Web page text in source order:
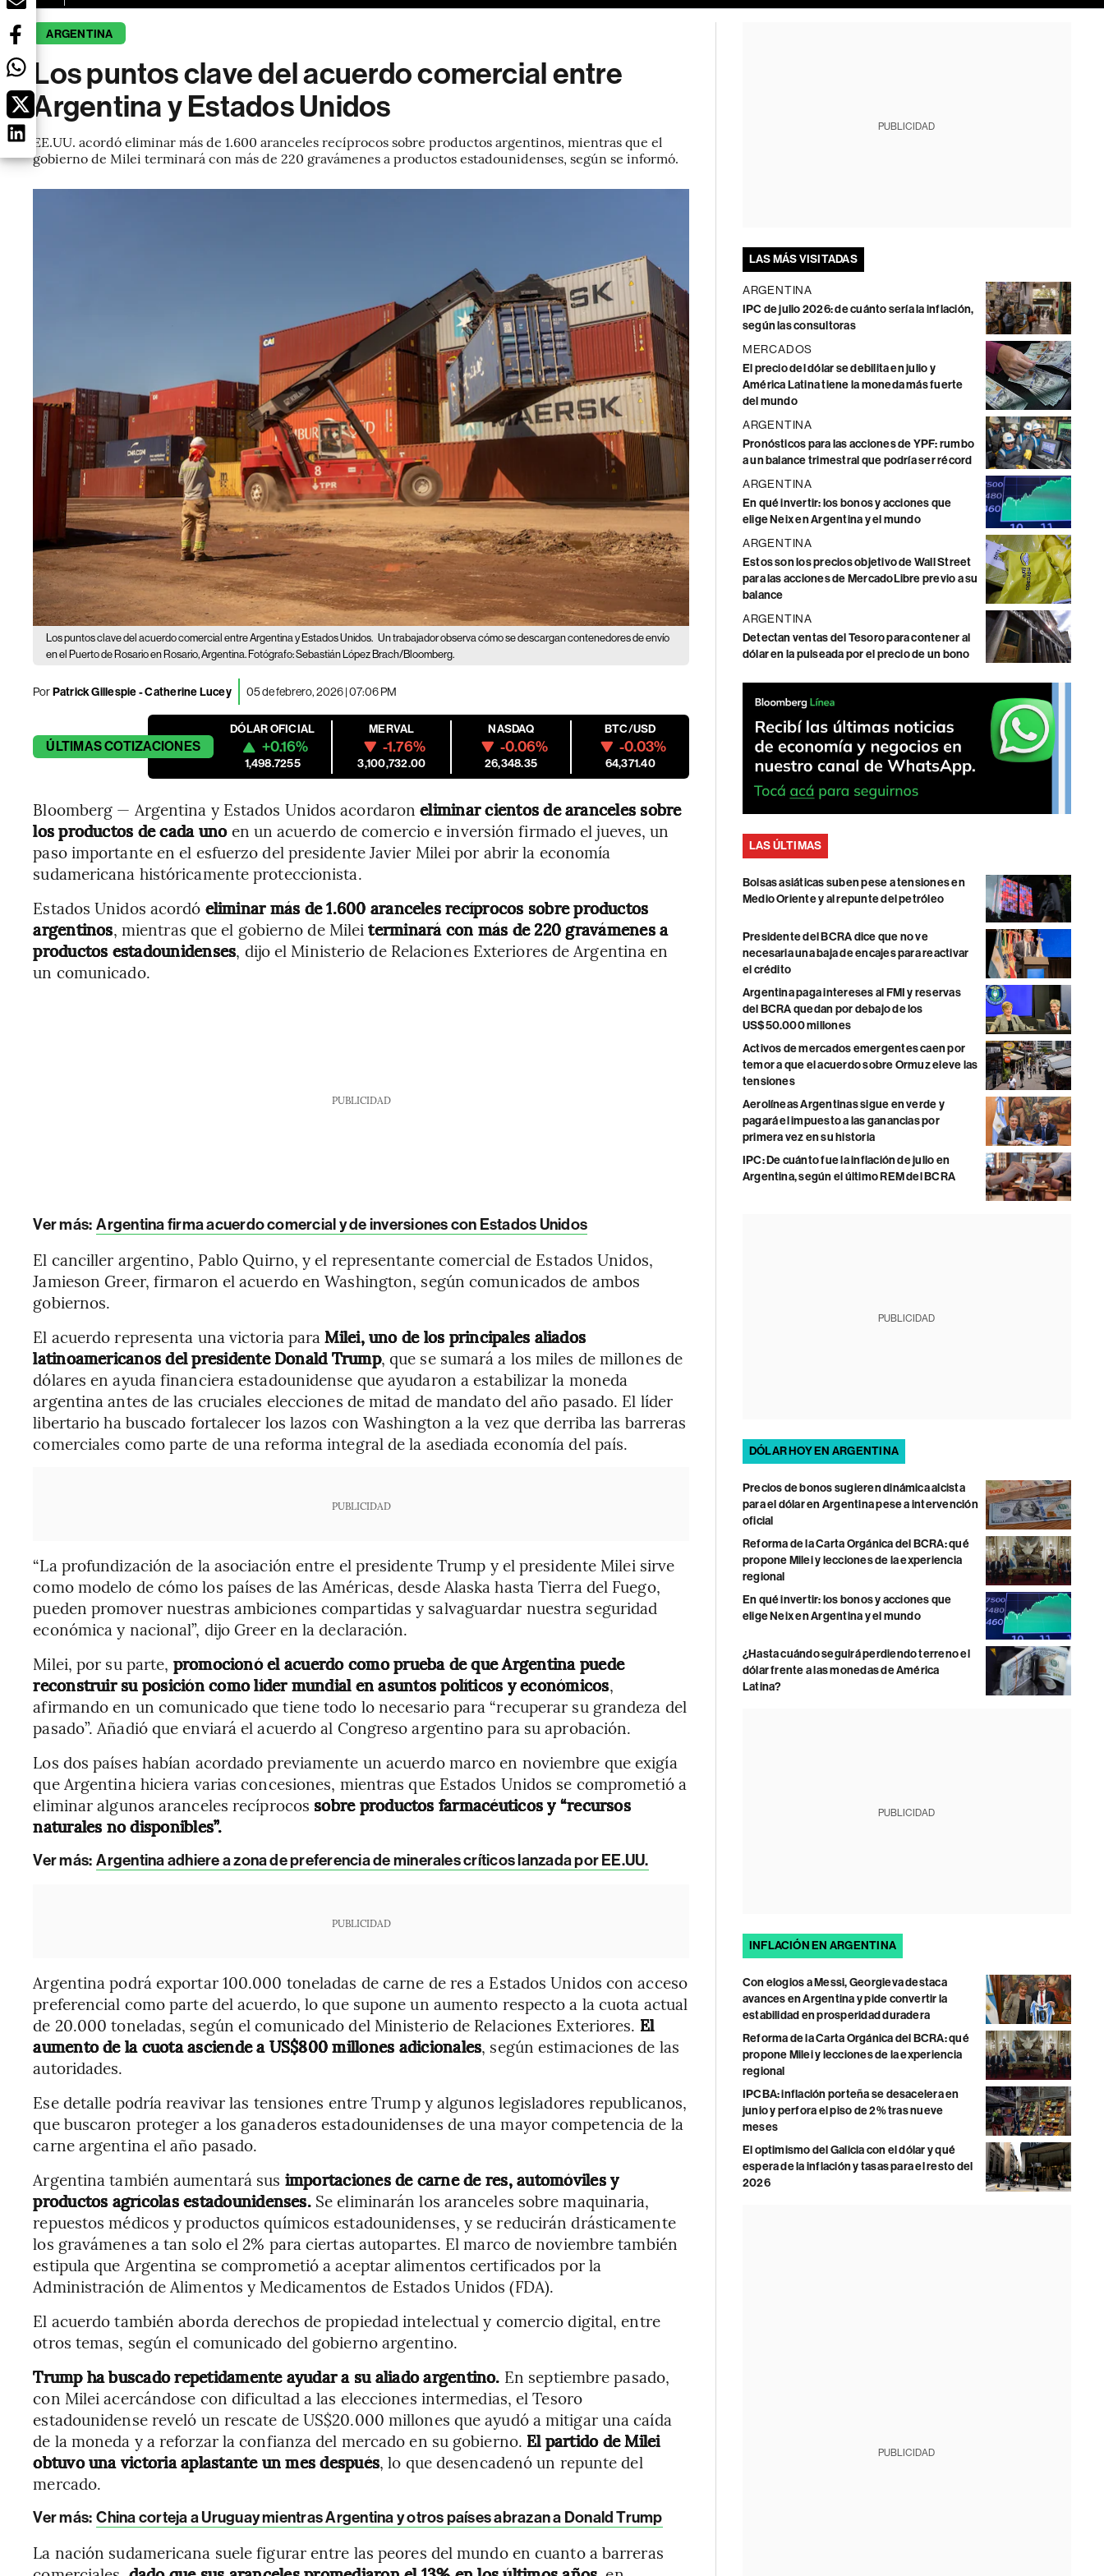
ARGENTINA
Los puntos clave del acuerdo comercial entre
Argentina y Estados Unidos
EE.UU. acordó eliminar más de 1.600 aranceles recíprocos sobre productos argentinos, mientras que el
gobierno de Milei terminará con más de 220 gravámenes a productos estadounidenses, según se informó.
Los puntos clave del acuerdo comercial entre Argentina y Estados Unidos. Un trabajador observa cómo se descargan contenedores de envío
en el Puerto de Rosario en Rosario, Argentina. Fotógrafo: Sebastián López Brach/Bloomberg.
PorPatrick Gillespie - Catherine Lucey 05 de febrero, 2026 | 07:06 PM
ÚLTIMASCOTIZACIONES
DÓLAR OFICIAL
+0.16%
1,498.7255
MERVAL
-1.76%
3,100,732.00
NASDAQ
-0.06%
26,348.35
BTC/USD
-0.03%
64,371.40
Bloomberg — Argentina y Estados Unidos acordaroneliminar cientos de aranceles sobre
los productos de cada unoen un acuerdo de comercio e inversión firmado el jueves, un
paso importante en el esfuerzo del presidente Javier Milei por abrir la economía
sudamericana históricamente proteccionista.
Estados Unidos acordó eliminar más de 1.600 aranceles recíprocos sobre productos
argentinos, mientras que el gobierno de Milei terminará con más de 220 gravámenes a
productos estadounidenses, dijo el Ministerio de Relaciones Exteriores de Argentina en
un comunicado.
PUBLICIDAD
Ver más: Argentina firma acuerdo comercial y de inversiones con Estados Unidos
El canciller argentino, Pablo Quirno, y el representante comercial de Estados Unidos,
Jamieson Greer, firmaron el acuerdo en Washington, según comunicados de ambos
gobiernos.
El acuerdo representa una victoria paraMilei, uno de los principales aliados
latinoamericanos del presidente Donald Trump, que se sumará a los miles de millones de
dólares en ayuda financiera estadounidense que ayudaron a estabilizar la moneda
argentina antes de las cruciales elecciones de mitad de mandato del año pasado. El líder
libertario ha buscado fortalecer los lazos con Washington a la vez que derriba las barreras
comerciales como parte de una reforma integral de la asediada economía del país.
PUBLICIDAD
“La profundización de la asociación entre el presidente Trump y el presidente Milei sirve
como modelo de cómo los países de las Américas, desde Alaska hasta Tierra del Fuego,
pueden promover nuestras ambiciones compartidas y salvaguardar nuestra seguridad
económica y nacional”, dijo Greer en la declaración.
Milei, por su parte, promocionó el acuerdo como prueba de que Argentina puede
reconstruir su posición como líder mundial en asuntos políticos y económicos,
afirmando en un comunicado que tiene todo lo necesario para “recuperar su grandeza del
pasado”. Añadió que enviará el acuerdo al Congreso argentino para su aprobación.
Los dos países habían acordado previamente un acuerdo marco en noviembre que exigía
que Argentina hiciera varias concesiones, mientras que Estados Unidos se comprometió a
eliminar algunos aranceles recíprocos sobre productos farmacéuticos y “recursos
naturales no disponibles”.
Ver más: Argentina adhiere a zona de preferencia de minerales críticos lanzada por EE.UU.
PUBLICIDAD
Argentina podrá exportar 100.000 toneladas de carne de res a Estados Unidos con acceso
preferencial como parte del acuerdo, lo que supone un aumento respecto a la cuota actual
de 20.000 toneladas, según el comunicado del Ministerio de Relaciones Exteriores. El
aumento de la cuota asciende a US$800 millones adicionales, según estimaciones de las
autoridades.
Ese detalle podría reavivar las tensiones entre Trump y algunos legisladores republicanos,
que buscaron proteger a los ganaderos estadounidenses de una mayor competencia de la
carne argentina el año pasado.
Argentina también aumentará sus importaciones de carne de res, automóviles y
productos agrícolas estadounidenses.Se eliminarán los aranceles sobre maquinaria,
repuestos médicos y productos químicos estadounidenses, y se reducirán drásticamente
los gravámenes a tan solo el 2% para ciertas autopartes. El marco de noviembre también
estipula que Argentina se comprometió a aceptar alimentos certificados por la
Administración de Alimentos y Medicamentos de Estados Unidos (FDA).
El acuerdo también aborda derechos de propiedad intelectual y comercio digital, entre
otros temas, según el comunicado del gobierno argentino.
Trump ha buscado repetidamente ayudar a su aliado argentino. En septiembre pasado,
con Milei acercándose con dificultad a las elecciones intermedias, el Tesoro
estadounidense reveló un rescate de US$20.000 millones que ayudó a mitigar una caída
de la moneda y a reforzar la confianza del mercado en su gobierno. El partido de Milei
obtuvo una victoria aplastante un mes después, lo que desencadenó un repunte del
mercado.
Ver más: China corteja a Uruguay mientras Argentina y otros países abrazan a Donald Trump
La nación sudamericana suele figurar entre las peores del mundo en cuanto a barreras
PUBLICIDAD
LAS MÁS VISITADAS
ARGENTINA
IPC de julio 2026: de cuánto sería la inflación,
según las consultoras
MERCADOS
El precio del dólar se debilita en julio y
América Latina tiene la moneda más fuerte
del mundo
ARGENTINA
Pronósticos para las acciones de YPF: rumbo
a un balance trimestral que podría ser récord
ARGENTINA
En qué invertir: los bonos y acciones que
elige Neix en Argentina y el mundo
ARGENTINA
Estos son los precios objetivo de Wall Street
para las acciones de MercadoLibre previo a su
balance
ARGENTINA
Detectan ventas del Tesoro para contener al
dólar en la pulseada por el precio de un bono
LAS ÚLTIMAS
Bolsas asiáticas suben pese a tensiones en
Medio Oriente y al repunte del petróleo
Presidente del BCRA dice que no ve
necesaria una baja de encajes para reactivar
el crédito
Argentina paga intereses al FMI y reservas
del BCRA quedan por debajo de los
US$50.000 millones
Activos de mercados emergentes caen por
temor a que el acuerdo sobre Ormuz eleve las
tensiones
Aerolíneas Argentinas sigue en verde y
pagará el impuesto a las ganancias por
primera vez en su historia
IPC: De cuánto fue la inflación de julio en
Argentina, según el último REM del BCRA
PUBLICIDAD
DÓLAR HOY EN ARGENTINA
Precios de bonos sugieren dinámica alcista
para el dólar en Argentina pese a intervención
oficial
Reforma de la Carta Orgánica del BCRA: qué
propone Milei y lecciones de la experiencia
regional
En qué invertir: los bonos y acciones que
elige Neix en Argentina y el mundo
¿Hasta cuándo seguirá perdiendo terreno el
dólar frente a las monedas de América
Latina?
PUBLICIDAD
INFLACIÓN EN ARGENTINA
Con elogios a Messi, Georgieva destaca
avances en Argentina y pide convertir la
estabilidad en prosperidad duradera
Reforma de la Carta Orgánica del BCRA: qué
propone Milei y lecciones de la experiencia
regional
IPCBA: inflación porteña se desacelera en
junio y perfora el piso de 2% tras nueve
meses
El optimismo del Galicia con el dólar y qué
espera de la inflación y tasas para el resto del
2026
PUBLICIDAD